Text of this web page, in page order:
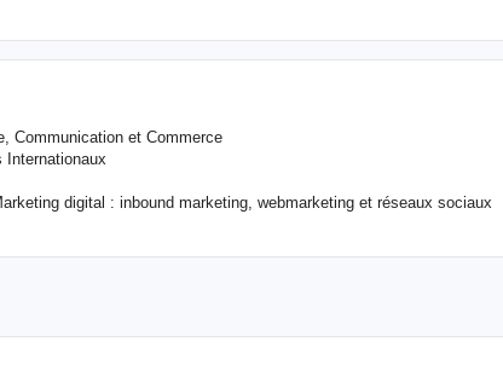
Communication et Commerce
Internationaux
digital : inbound marketing, webmarketing et réseaux sociaux